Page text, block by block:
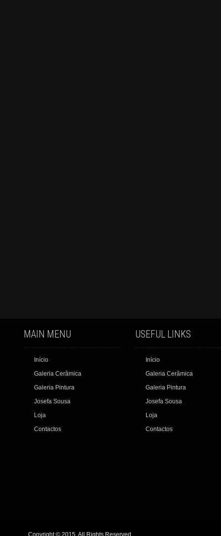
MAIN MENU
Início
Galeria Cerâmica
Galeria Pintura
Josefa Sousa
Loja
Contactos
USEFUL LINKS
Início
Galeria Cerâmica
Galeria Pintura
Josefa Sousa
Loja
Contactos
Copyright © 2015. All Rights Reserved